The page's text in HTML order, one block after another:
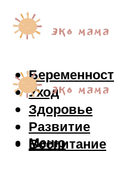
Уход
Здоровье
Развитие
Воспитание
Меню